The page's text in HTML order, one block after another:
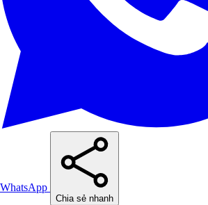
WhatsApp
Chia sẻ nhanh